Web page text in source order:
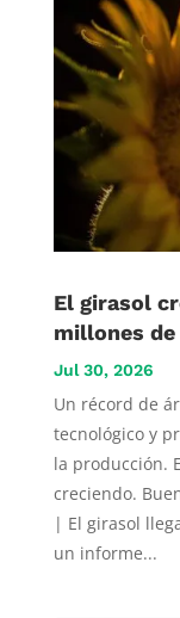
El girasol
millones
Jul 30, 2026
Un récord de
tecnológico y
la producción.
creciendo.
| El girasol
un informe...